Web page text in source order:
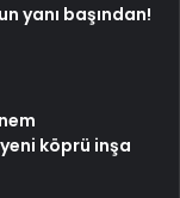
yanı başından!
köprü inşa